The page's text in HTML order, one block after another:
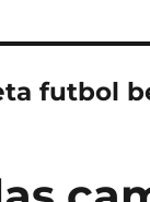
futbol